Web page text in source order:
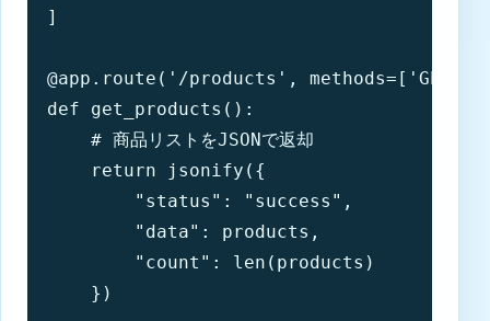
]
@app.route('/products', methods=['GET'])
def get_products():
    # 商品リストをJSONで返却
    return jsonify({
        "status": "success",
        "data": products,
        "count": len(products)
    })